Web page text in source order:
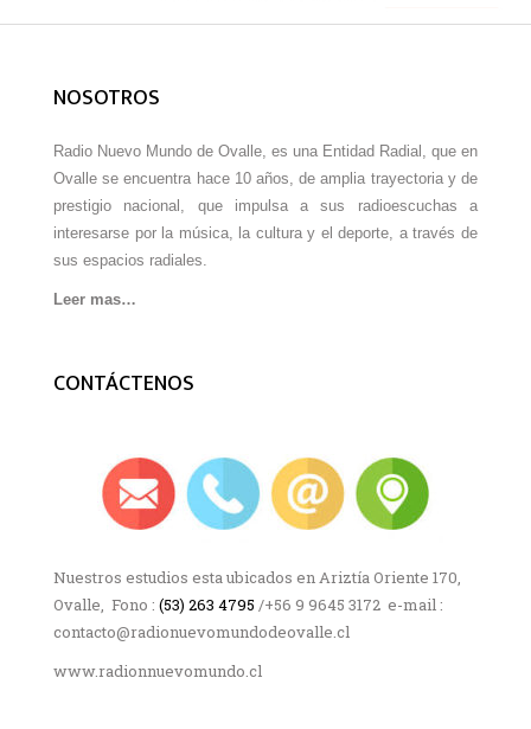
NOSOTROS
Radio Nuevo Mundo de Ovalle, es una Entidad Radial, que en
Ovalle se encuentra hace 10 años, de amplia trayectoria y de
prestigio nacional, que impulsa a sus radioescuchas a
interesarse por la música, la cultura y el deporte, a través de
sus espacios radiales.
Leer mas…
CONTÁCTENOS
Nuestros estudios esta ubicados en Ariztía Oriente 170,
Ovalle, Fono : (53) 263 4795 /+56 9 9645 3172 e-mail :
contacto@radionuevomundodeovalle.cl
www.radionnuevomundo.cl